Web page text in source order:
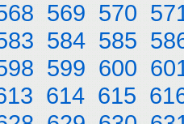
569 570
584 585
599 600
614 615